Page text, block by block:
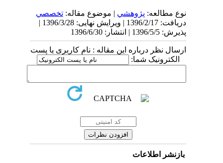
نوع مطالعه:پژوهشي| موضوع مقاله:تخصصي
دریافت: 1396/2/17 | ویرایش نهایی: 1396/3/28 |
پذیرش: 1396/5/5 | انتشار: 1396/6/30
ارسال نظر درباره این مقاله : نام کاربری یا پست
الکترونیک شما:
بازنشر اطلاعات